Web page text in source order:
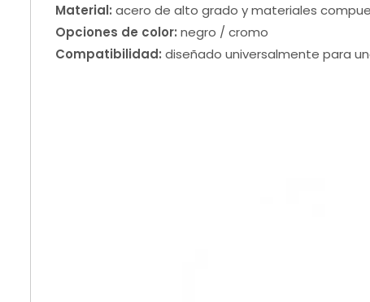
Material: acero de alto grado y materiales
Opciones de color: negro / cromo
Compatibilidad: diseñado universalmente para